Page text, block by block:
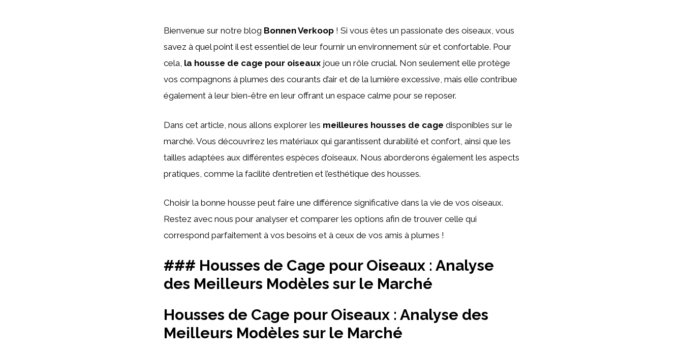
Bienvenue sur notre blog Bonnen Verkoop ! Si vous êtes un passionate des oiseaux, vous
savez à quel point il est essentiel de leur fournir un environnement sûr et confortable. Pour
cela, la housse de cage pour oiseaux joue un rôle crucial. Non seulement elle protège
vos compagnons à plumes des courants d’air et de la lumière excessive, mais elle contribue
également à leur bien-être en leur offrant un espace calme pour se reposer.
Dans cet article, nous allons explorer les meilleures housses de cage disponibles sur le
marché. Vous découvrirez les matériaux qui garantissent durabilité et confort, ainsi que les
tailles adaptées aux différentes espèces d’oiseaux. Nous aborderons également les aspects
pratiques, comme la facilité d’entretien et l’esthétique des housses.
Choisir la bonne housse peut faire une différence significative dans la vie de vos oiseaux.
Restez avec nous pour analyser et comparer les options afin de trouver celle qui
correspond parfaitement à vos besoins et à ceux de vos amis à plumes !
### Housses de Cage pour Oiseaux : Analyse
des Meilleurs Modèles sur le Marché
Housses de Cage pour Oiseaux : Analyse des
Meilleurs Modèles sur le Marché